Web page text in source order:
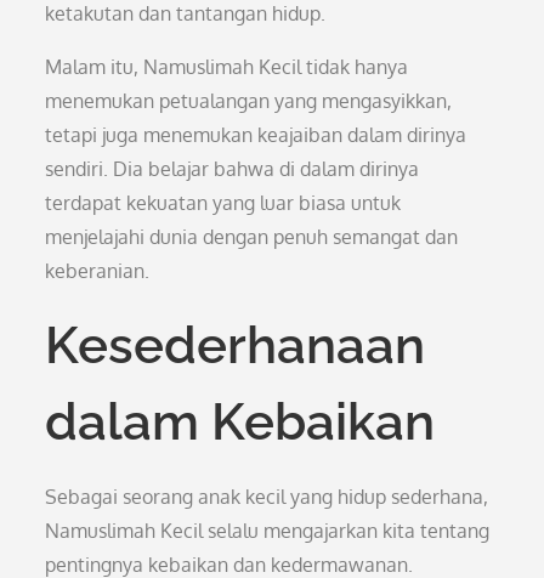
ketakutan dan tantangan hidup.
Malam itu, Namuslimah Kecil tidak hanya
menemukan petualangan yang mengasyikkan,
tetapi juga menemukan keajaiban dalam dirinya
sendiri. Dia belajar bahwa di dalam dirinya
terdapat kekuatan yang luar biasa untuk
menjelajahi dunia dengan penuh semangat dan
keberanian.
Kesederhanaan
dalam Kebaikan
Sebagai seorang anak kecil yang hidup sederhana,
Namuslimah Kecil selalu mengajarkan kita tentang
pentingnya kebaikan dan kedermawanan.